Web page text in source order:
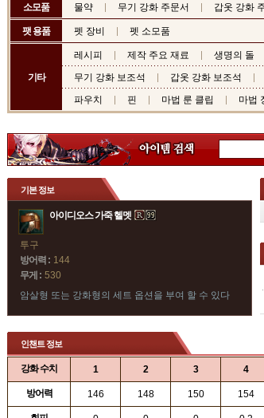
소모품 물약 무기 강화 주문서 갑옷 강화
팻 용품 펫 장비 펫 소모품
기타
레시피 제작 주요 재료 생명의 돌
무기 강화 보조석
갑옷 강화 보조석
파우치
핀 마법 룬 클립 마법
기본 정보
아이디오스 가죽 헬멧
투구
방어력 : 144
무게 : 530
암살형 또는 강화형의 세트 옵션을 부여 할 수 있다
인챈트 정보
강화 수치 1 2 3 4
방어력 146 148 150 154